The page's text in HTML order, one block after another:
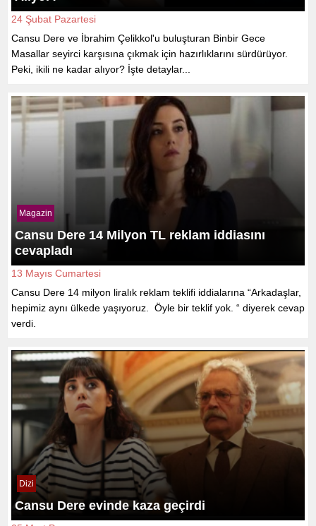
24 Şubat Pazartesi
Cansu Dere ve İbrahim Çelikkol'u buluşturan Binbir Gece
Masallar seyirci karşısına çıkmak için hazırlıklarını sürdürüyor.
Peki, ikili ne kadar alıyor? İşte detaylar...
Magazin
Cansu Dere 14 Milyon TL reklam iddiasını
cevapladı
13 Mayıs Cumartesi
Cansu Dere 14 milyon liralık reklam teklifi iddialarına “Arkadaşlar,
hepimiz aynı ülkede yaşıyoruz. Öyle bir teklif yok. “ diyerek cevap
verdi.
Dizi
Cansu Dere evinde kaza geçirdi